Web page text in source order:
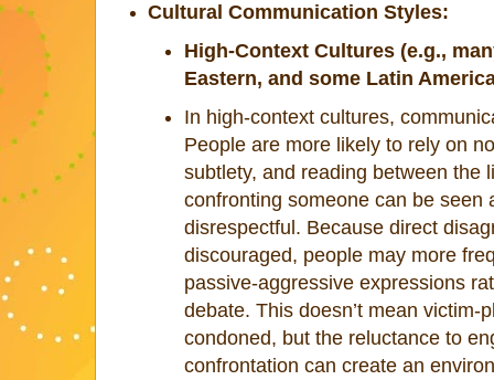
Cultural Communication Styles:
High-Context Cultures (e.g.,
Eastern, and some Latin
In high-context cultures,
People are more likely to rely on
subtlety, and reading between the
confronting someone can be seen
disrespectful. Because direct
discouraged, people may more
passive-aggressive expressions
debate. This doesn’t mean victim-
condoned, but the reluctance to
confrontation can create an